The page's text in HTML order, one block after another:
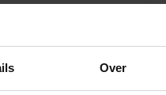
Over
& 2.700 mm is